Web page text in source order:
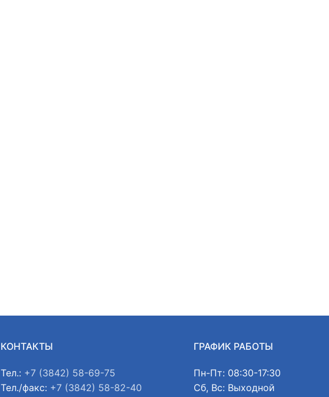
КОНТАКТЫ
Тел.: +7 (3842) 58-69-75
Тел./факс: +7 (3842) 58-82-40
ГРАФИК РАБОТЫ
Пн-Пт: 08:30-17:30
Сб, Вс: Выходной